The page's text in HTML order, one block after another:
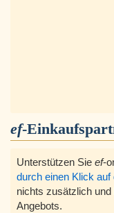
ef-
Unterstützen Sie ef-
durch einen Klick auf
nichts zusätzlich
Angebots.